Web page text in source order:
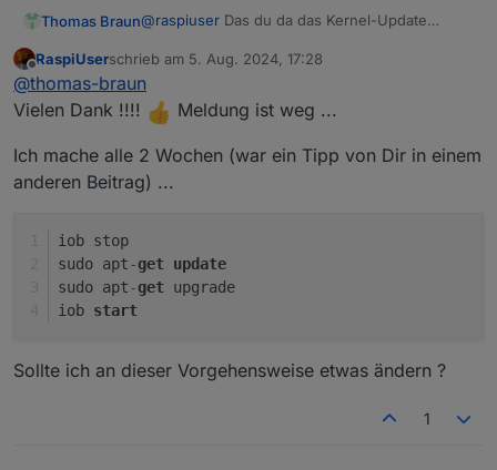
Thomas Braun@raspiuser Das du da das Kernel-Update
vorherigen ja auch nicht eingespielt.
sudo apt update
sudo apt full-upgrade
iob stop
Offline
RaspiUserschrieb am 5. Aug. 2024, 17:28
zuletzt editiert von
@thomas-braun
Vielen Dank !!!!
Meldung ist weg ...
Ich mache alle 2 Wochen (war ein Tipp von Dir in einem
anderen Beitrag) ...
iob stop
sudo apt-get update
sudo apt-get upgrade
iob start
Sollte ich an dieser Vorgehensweise etwas ändern ?
1